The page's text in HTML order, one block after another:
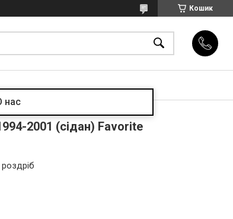
Кошик
нас
2001 (сідан) Favorite